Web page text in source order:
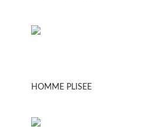
HOMME PLISEE